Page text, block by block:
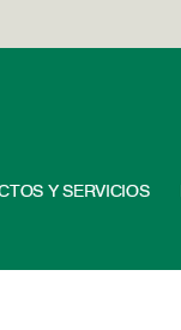
Y SERVICIOS